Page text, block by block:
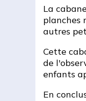
La
planches
autres
Cette
de
enfants
En